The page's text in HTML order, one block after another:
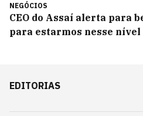
NEGÓCIOS
CEO do Assaí alerta para
para estarmos nesse nível
EDITORIAS